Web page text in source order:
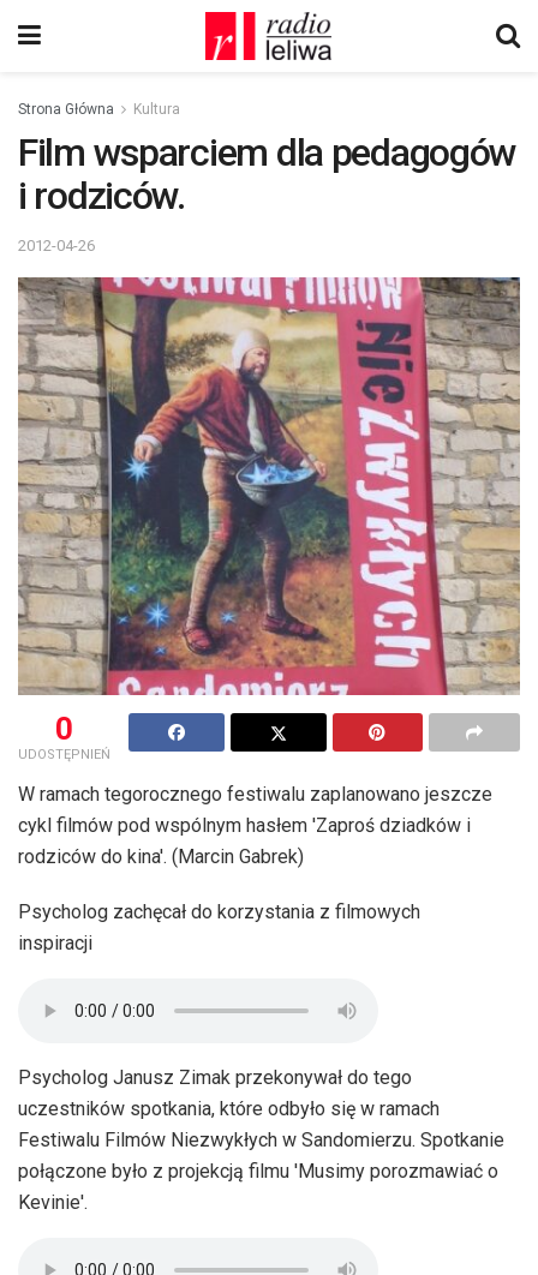
Strona Główna Kultura
Film wsparciem dla pedagogów
i rodziców.
2012-04-26
0
UDOSTĘPNIEŃ
W ramach tegorocznego festiwalu zaplanowano jeszcze
cykl filmów pod wspólnym hasłem 'Zaproś dziadków i
rodziców do kina'. (Marcin Gabrek)
Psycholog zachęcał do korzystania z filmowych
inspiracji
Psycholog Janusz Zimak przekonywał do tego
uczestników spotkania, które odbyło się w ramach
Festiwalu Filmów Niezwykłych w Sandomierzu. Spotkanie
połączone było z projekcją filmu 'Musimy porozmawiać o
Kevinie'.